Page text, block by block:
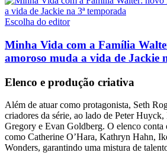
Escolha do editor
Minha Vida com a Família
amoroso muda a vida de Jackie
Elenco e produção criativa
Além de atuar como protagonista, Seth
criadores da série, ao lado de Peter
Gregory e Evan Goldberg. O elenco conta
como Catherine O’Hara, Kathryn Hahn,
Wonders, garantindo uma mistura de